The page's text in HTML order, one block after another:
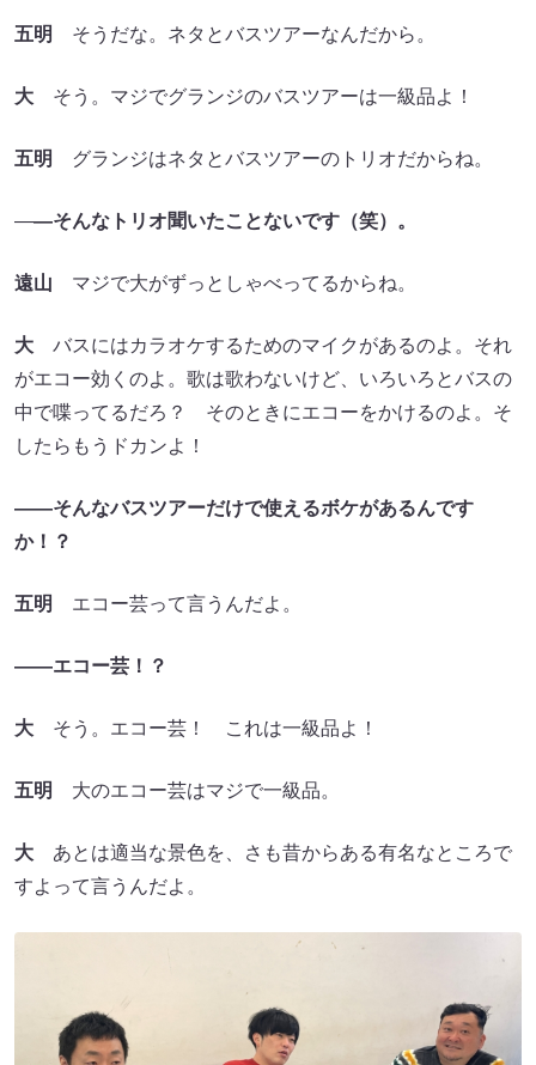
五明 そうだな。ネタとバスツアーなんだから。
大 そう。マジでグランジのバスツアーは一級品よ！
五明 グランジはネタとバスツアーのトリオだからね。
――そんなトリオ聞いたことないです （笑）。
遠山 マジで大がずっとしゃべってるからね。
大 バスにはカラオケするためのマイクがあるのよ。それ
がエコー効くのよ。歌は歌わないけど、いろいろとバスの
中で喋ってるだろ？ そのときにエコーをかけるのよ。そ
したらもうドカンよ！
――そんなバスツアーだけで使えるボケがあるんです
か！？
五明 エコー芸って言うんだよ。
――エコー芸！？
大 そう。エコー芸！ これは一級品よ！
五明 大のエコー芸はマジで一級品。
大 あとは適当な景色を、さも昔からある有名なところで
すよって言うんだよ。